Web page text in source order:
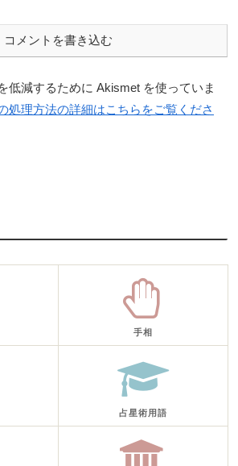
コメントを書き込む
低減するために Akismet を使っていま
処理方法の詳細はこちらをご覧くださ
手相
占星術用語